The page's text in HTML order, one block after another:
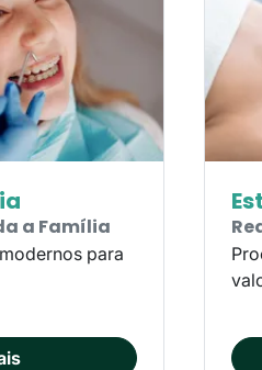
a Família
para